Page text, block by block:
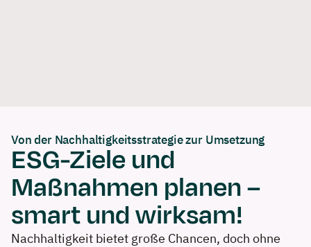
Von der Nachhaltigkeitsstrategie zur Umsetzung
ESG-Ziele und
Maßnahmen planen –
smart und wirksam!
Nachhaltigkeit bietet große Chancen, doch ohne